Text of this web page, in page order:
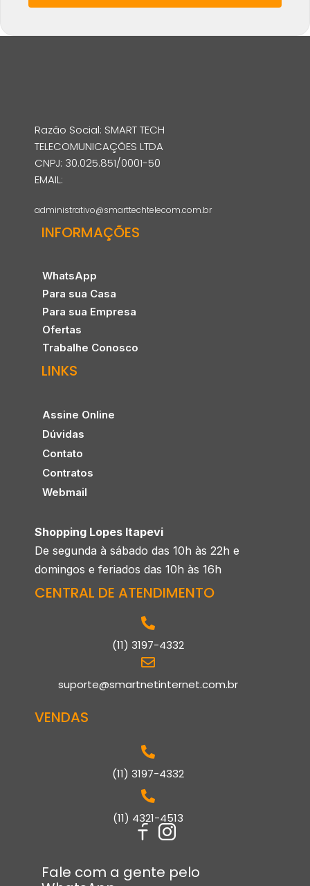
Razão Social: SMART TECH
TELECOMUNICAÇÕES LTDA
CNPJ: 30.025.851/0001-50
EMAIL:
administrativo@smarttechtelecom.com.br
INFORMAÇÕES
WhatsApp
Para sua Casa
Para sua Empresa
Ofertas
Trabalhe Conosco
LINKS
Assine Online
Dúvidas
Contato
Contratos
Webmail
Shopping Lopes Itapevi
De segunda à sábado das 10h às 22h e
domingos e feriados das 10h às 16h
CENTRAL DE ATENDIMENTO
(11) 3197-4332
suporte@smartnetinternet.com.br
VENDAS
(11) 3197-4332
(11) 4321-4513
Fale com a gente pelo